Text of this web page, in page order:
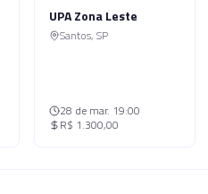
UPA Zona Leste
Santos, SP
28 de mar. 19:00
R$ 1.300,00